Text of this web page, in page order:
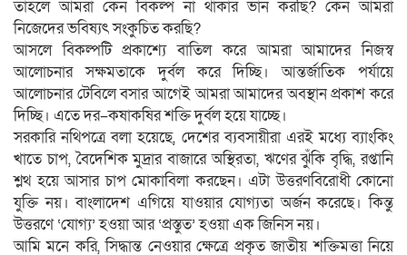
তাহলে আমরা কেন বিকল্প না থাকার ভান করছি? কেন আমরা
নিজেদের ভবিষ্যৎ সংকুচিত করছি?
আসলে বিকল্পটি প্রকাশ্যে বাতিল করে আমরা আমাদের নিজস্ব
আলোচনার সক্ষমতাকে দুর্বল করে দিচ্ছি। আন্তর্জাতিক পর্যায়ে
আলোচনার টেবিলে বসার আগেই আমরা আমাদের অবস্থান প্রকাশ করে
দিচ্ছি। এতে দর–কষাকষির শক্তি দুর্বল হয়ে যাচ্ছে।
সরকারি নথিপত্রে বলা হয়েছে, দেশের ব্যবসায়ীরা এরই মধ্যে ব্যাংকিং
খাতে চাপ, বৈদেশিক মুদ্রার বাজারে অস্থিরতা, ঋণের ঝুঁকি বৃদ্ধি, রপ্তানি
শ্লথ হয়ে আসার চাপ মোকাবিলা করছেন। এটা উত্তরণবিরোধী কোনো
যুক্তি নয়। বাংলাদেশ এগিয়ে যাওয়ার যোগ্যতা অর্জন করেছে। কিন্তু
উত্তরণে ‘যোগ্য’ হওয়া আর ‘প্রস্তুত’ হওয়া এক জিনিস নয়।
আমি মনে করি, সিদ্ধান্ত নেওয়ার ক্ষেত্রে প্রকৃত জাতীয় শক্তিমত্তা নিয়ে